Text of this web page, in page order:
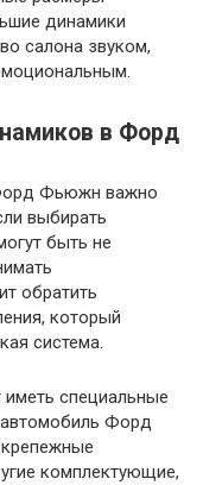
динамики
салона звуком,
в Форд
Фьюжн важно
выбирать
быть не
обратить
который
система.
специальные
автомобиль Форд
комплектующие,